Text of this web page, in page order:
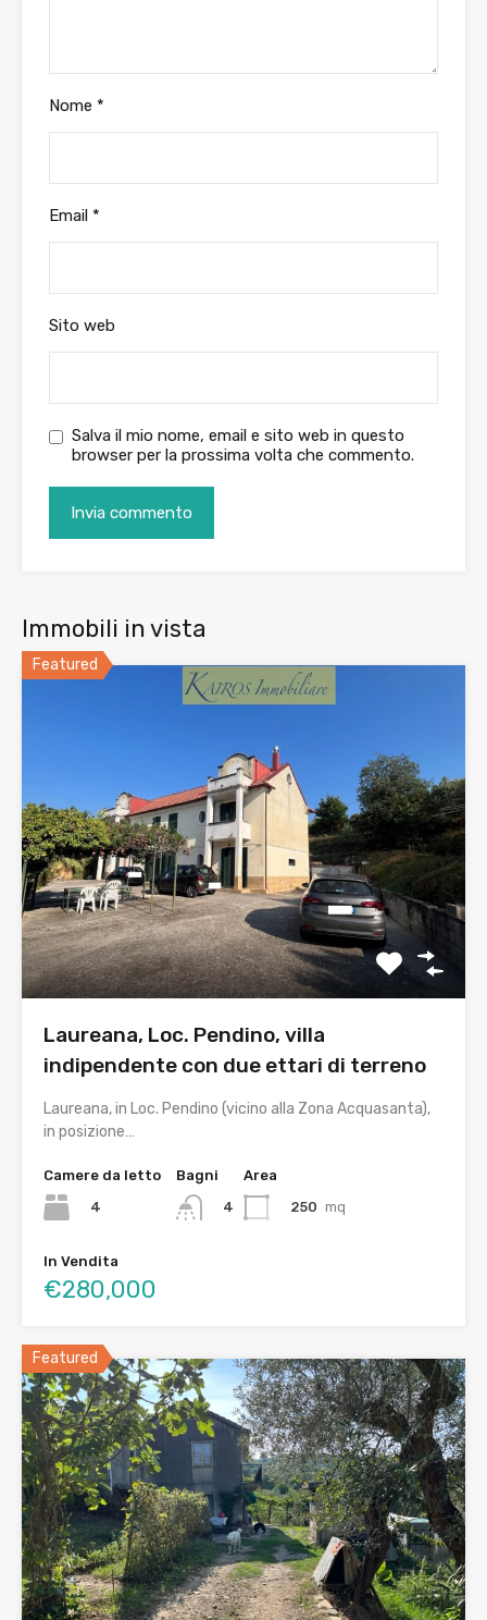
Nome *
Email *
Sito web
Salva il mio nome, email e sito web in questo
browser per la prossima volta che commento.
Immobili in vista
Featured
Laureana, Loc. Pendino, villa
indipendente con due ettari di terreno
Laureana, in Loc. Pendino (vicino alla Zona Acquasanta),
in posizione…
Camere da letto
4
Bagni
4
Area
250 mq
In Vendita
€280,000
Featured